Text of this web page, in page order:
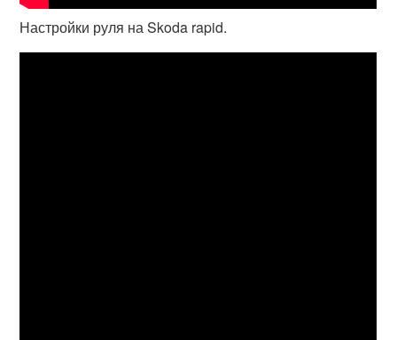
Настройки руля на Skoda rapid.